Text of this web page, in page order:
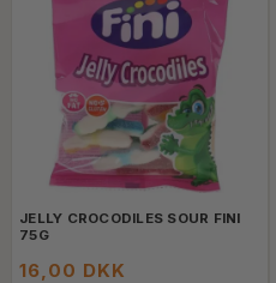
JELLY CROCODILES SOUR FINI
75G
16,00 DKK